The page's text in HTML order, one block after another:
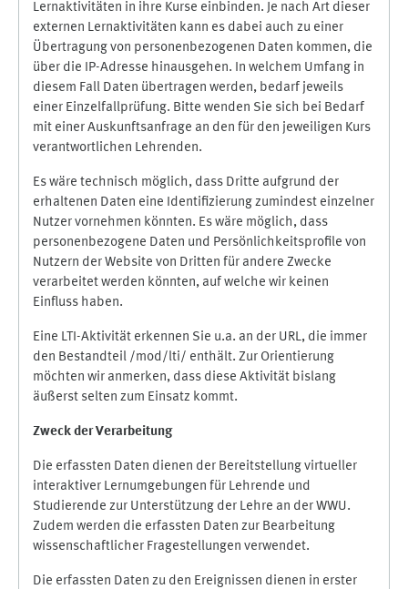
Lernaktivitäten in ihre Kurse einbinden. Je nach Art dieser
externen Lernaktivitäten kann es dabei auch zu einer
Übertragung von personenbezogenen Daten kommen, die
über die IP-Adresse hinausgehen. In welchem Umfang in
diesem Fall Daten übertragen werden, bedarf jeweils
einer Einzelfallprüfung. Bitte wenden Sie sich bei Bedarf
mit einer Auskunftsanfrage an den für den jeweiligen Kurs
verantwortlichen Lehrenden.
Es wäre technisch möglich, dass Dritte aufgrund der
erhaltenen Daten eine Identifizierung zumindest einzelner
Nutzer vornehmen könnten. Es wäre möglich, dass
personenbezogene Daten und Persönlichkeitsprofile von
Nutzern der Website von Dritten für andere Zwecke
verarbeitet werden könnten, auf welche wir keinen
Einfluss haben.
Eine LTI-Aktivität erkennen Sie u.a. an der URL, die immer
den Bestandteil /mod/lti/ enthält. Zur Orientierung
möchten wir anmerken, dass diese Aktivität bislang
äußerst selten zum Einsatz kommt.
Zweck der Verarbeitung
Die erfassten Daten dienen der Bereitstellung virtueller
interaktiver Lernumgebungen für Lehrende und
Studierende zur Unterstützung der Lehre an der WWU.
Zudem werden die erfassten Daten zur Bearbeitung
wissenschaftlicher Fragestellungen verwendet.
Die erfassten Daten zu den Ereignissen dienen in erster